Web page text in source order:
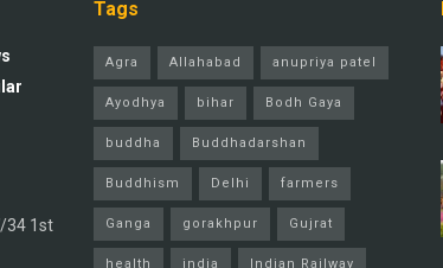
34 1st
Tags
Agra Allahabad anupriya patel
Ayodhya bihar Bodh Gaya
buddha Buddhadarshan
Buddhism Delhi farmers
Ganga gorakhpur Gujrat
health india Indian Railway